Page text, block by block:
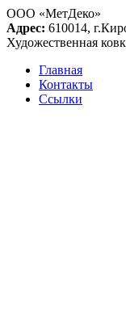
ООО «МетДеко»
Адрес: 610014,
Художественная
Главная
Контакты
Ссылки